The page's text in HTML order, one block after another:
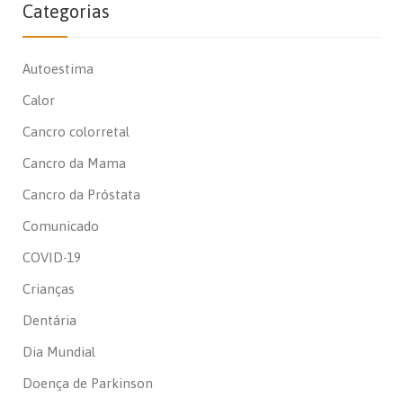
Categorias
Autoestima
Calor
Cancro colorretal
Cancro da Mama
Cancro da Próstata
Comunicado
COVID-19
Crianças
Dentária
Dia Mundial
Doença de Parkinson